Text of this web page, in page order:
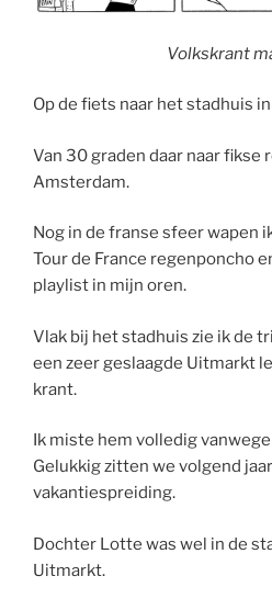
Volkskrant
Op de fiets naar het stadhuis
Van 30 graden daar naar fikse
Amsterdam.
Nog in de franse sfeer wapen
Tour de France regenponcho
playlist in mijn oren.
Vlak bij het stadhuis zie ik de
een zeer geslaagde Uitmarkt
krant.
Ik miste hem volledig
Gelukkig zitten we volgend
vakantiespreiding.
Dochter Lotte was wel in de
Uitmarkt.